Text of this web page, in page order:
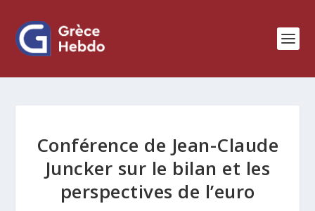
Conférence de Jean-Claude
Juncker sur le bilan et les
perspectives de l’euro